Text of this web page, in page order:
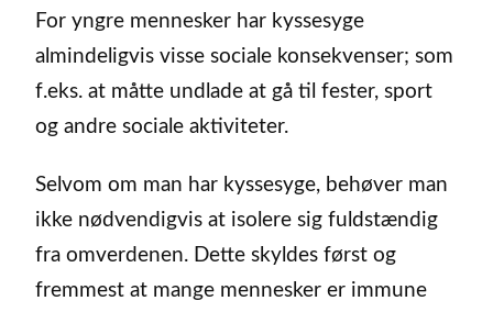
For yngre mennesker har kyssesyge
almindeligvis visse sociale konsekvenser; som
f.eks. at måtte undlade at gå til fester, sport
og andre sociale aktiviteter.
Selvom om man har kyssesyge, behøver man
ikke nødvendigvis at isolere sig fuldstændig
fra omverdenen. Dette skyldes først og
fremmest at mange mennesker er immune